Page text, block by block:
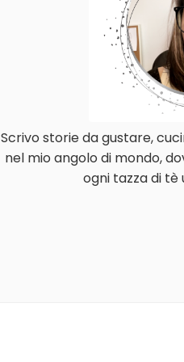
Scrivo storie da gustare,
nel mio angolo di mondo,
ogni tazza di tè